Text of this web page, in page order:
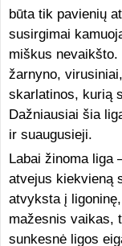
būta tik pavienių
susirgimai
miškus
žarnyno,
skarlatinos, kurią
Dažniausiai šia
ir suaugusieji.
Labai žinoma liga
atvejus kiekvieną
atvyksta į
mažesnis vaikas,
sunkesnė ligos